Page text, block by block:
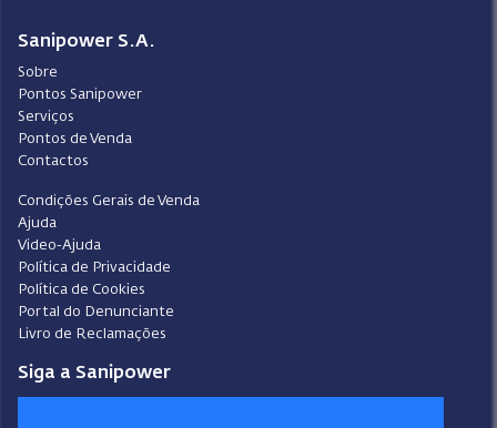
Sanipower S.A.
Sobre
Pontos Sanipower
Serviços
Pontos de Venda
Contactos
Condições Gerais de Venda
Ajuda
Video-Ajuda
Política de Privacidade
Política de Cookies
Portal do Denunciante
Livro de Reclamações
Siga a Sanipower